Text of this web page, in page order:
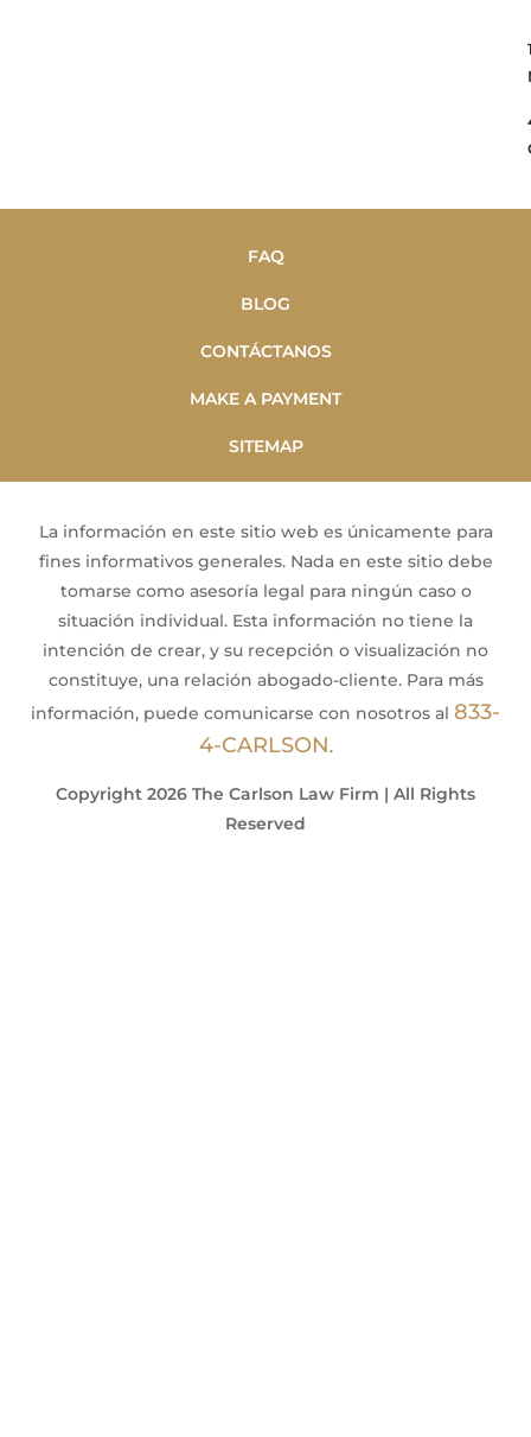
FAQ
BLOG
CONTÁCTANOS
MAKE A PAYMENT
SITEMAP
La información en este sitio web es únicamente para
fines informativos generales. Nada en este sitio debe
tomarse como asesoría legal para ningún caso o
situación individual. Esta información no tiene la
intención de crear, y su recepción o visualización no
constituye, una relación abogado-cliente. Para más
información, puede comunicarse con nosotros al 833-
4-CARLSON.
Copyright 2026 The Carlson Law Firm | All Rights
Reserved